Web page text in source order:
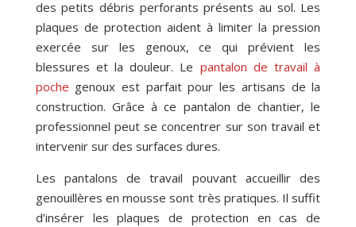
des petits débris perforants présents au sol. Les
plaques de protection aident à limiter la pression
exercée sur les genoux, ce qui prévient les
blessures et la douleur. Le pantalon de travail à
poche genoux est parfait pour les artisans de la
construction. Grâce à ce pantalon de chantier, le
professionnel peut se concentrer sur son travail et
intervenir sur des surfaces dures.
Les pantalons de travail pouvant accueillir des
genouillères en mousse sont très pratiques. Il suffit
d’insérer les plaques de protection en cas de